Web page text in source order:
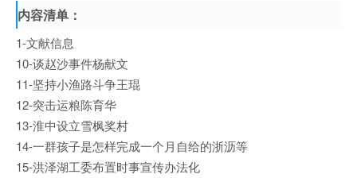
内容清单：
1-文献信息
10-谈赵沙事件杨献文
11-坚持小渔路斗争王琨
12-突击运粮陈育华
13-淮中设立雪枫奖村
14-一群孩子是怎样完成一个月自给的浙沥等
15-洪泽湖工委布置时事宣传办法化